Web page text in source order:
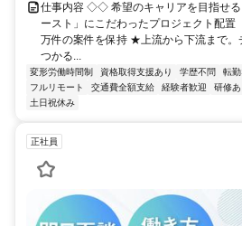
仕事内容 ◇◇ 希望のキャリアを目指せ
ースト」にこだわったプロジェクト配
万件の案件を保持 ★上流から下流まで。
つかる...
変形労働時間制 資格取得支援あり 学歴不問 転
フルリモート
交通費全額支給 経験者歓迎 研修あ
土日祝休み
正社員